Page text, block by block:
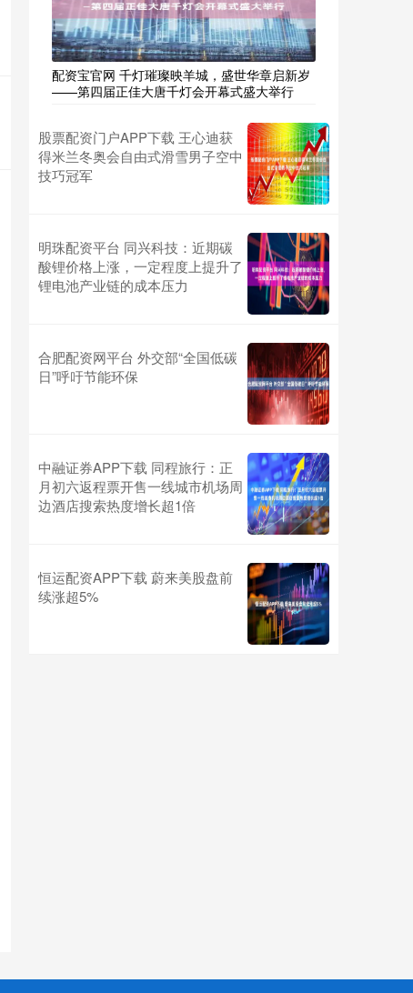
配资宝官网 千灯璀璨映羊城，盛世华章启新岁
——第四届正佳大唐千灯会开幕式盛大举行
股票配资门户APP下载 王心迪获
得米兰冬奥会自由式滑雪男子空中
技巧冠军
明珠配资平台 同兴科技：近期碳
酸锂价格上涨，一定程度上提升了
锂电池产业链的成本压力
合肥配资网平台 外交部“全国低碳
日”呼吁节能环保
中融证券APP下载 同程旅行：正
月初六返程票开售一线城市机场周
边酒店搜索热度增长超1倍
恒运配资APP下载 蔚来美股盘前
续涨超5%